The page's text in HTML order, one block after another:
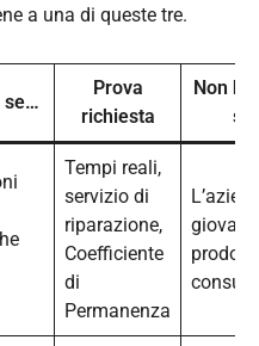
a una di queste tre.
se…
Prova
richiesta
Non
Tempi reali,
servizio di
riparazione,
Coefficiente
di
Permanenza